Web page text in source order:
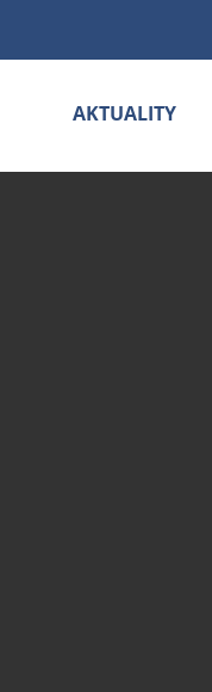
AKTUALITY